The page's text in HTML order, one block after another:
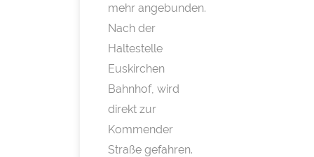
mehr angebunden.
Nach der
Haltestelle
Euskirchen
Bahnhof, wird
direkt zur
Kommender
Straße gefahren.